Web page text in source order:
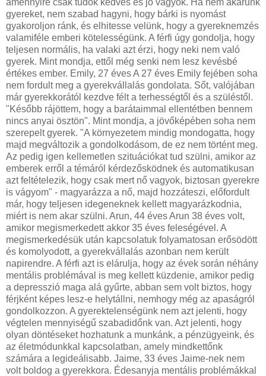
gyereket, nem szabad hagyni, hogy bárki is nyomást
gyakoroljon ránk, és elhitesse velünk, hogy a gyereknemzés
valamiféle emberi kötelességünk. A férfi úgy gondolja, hogy
teljesen normális, ha valaki azt érzi, hogy neki nem való
gyerek. Mint mondja, ettől még senki nem lesz kevésbé
értékes ember. Emily, 27 éves A 27 éves Emily fejében soha
nem fordult meg a gyerekvállalás gondolata. Sőt, valójában
már gyerekkorától kezdve félt a terhességtől és a szüléstől.
"Később rájöttem, hogy a barátaimmal ellentétben bennem
nincs anyai ösztön". Mint mondja, a jövőképében soha nem
szerepelt gyerek. "A környezetem mindig mondogatta, hogy
majd megváltozik a gondolkodásom, de ez nem történt meg.
Az pedig igen kellemetlen szituációkat tud szülni, amikor az
emberek erről a témáról kérdezősködnek és automatikusan
azt feltételezik, hogy csak mert nő vagyok, biztosan gyerekre
is vágyom" - magyarázza a nő, majd hozzáteszi, előfordult
már, hogy teljesen idegeneknek kellett magyarázkodnia,
miért is nem akar szülni. Arun, 44 éves Arun 38 éves volt,
amikor megismerkedett akkor 35 éves feleségével. A
megismerkedésük után kapcsolatuk folyamatosan erősödött
és komolyodott, a gyerekvállalás azonban nem került
napirendre. A férfi azt is elárulja, hogy az évek során néhány
mentális problémával is meg kellett küzdenie, amikor pedig
a depresszió maga alá gyűrte, abban sem volt biztos, hogy
férjként képes lesz-e helytállni, nemhogy még az apaságról
gondolkozzon. A gyerektelenségünk nem azt jelenti, hogy
végtelen mennyiségű szabadidőnk van. Azt jelenti, hogy
olyan döntéseket hozhatunk a munkánk, a pénzügyeink, és
az életmódunkkal kapcsolatban, amely mindkettőnk
számára a legideálisabb. Jaime, 33 éves Jaime-nek nem
volt boldog a gyerekkora. Édesanyja mentális problémákkal